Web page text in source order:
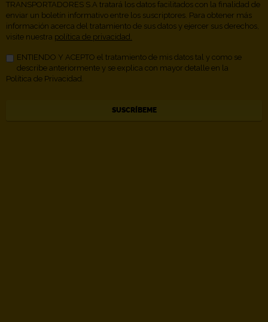
TRANSPORTADORES S.A tratará los datos facilitados con la finalidad de
enviar un boletín informativo entre los suscriptores. Para obtener más
información acerca del tratamiento de sus datos y ejercer sus derechos,
visite nuestra política de privacidad.
ENTIENDO Y ACEPTO el tratamiento de mis datos tal y como se
describe anteriormente y se explica con mayor detalle en la
Política de Privacidad.